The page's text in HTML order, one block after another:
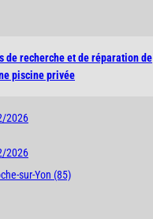
de recherche et de réparation de
piscine privée
2026
2026
sur-Yon (85)